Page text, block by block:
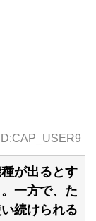
が出るとす
一方で、た
続けられる